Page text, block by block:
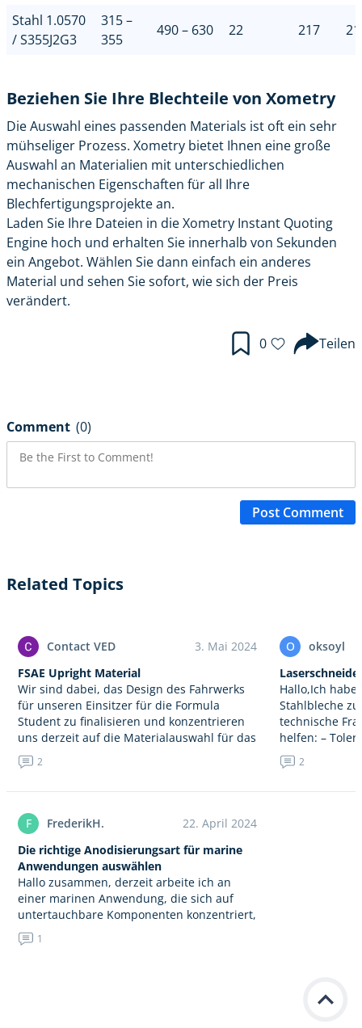
Stahl 1.0570
/ S355J2G3
315 –
355
490 – 630 22 217
Beziehen Sie Ihre Blechteile von Xometry
Die Auswahl eines passenden Materials ist oft ein sehr
mühseliger Prozess. Xometry bietet Ihnen eine große
Auswahl an Materialien mit unterschiedlichen
mechanischen Eigenschaften für all Ihre
Blechfertigungsprojekte an.
Laden Sie Ihre Dateien in die Xometry Instant Quoting
Engine hoch und erhalten Sie innerhalb von Sekunden
ein Angebot. Wählen Sie dann einfach ein anderes
Material und sehen Sie sofort, wie sich der Preis
verändert.
0 Teilen
Comment (0)
Post Comment
Related Topics
Contact VED
3. Mai 2024
FSAE Upright Material
Wir sind dabei, das Design des Fahrwerks
für unseren Einsitzer für die Formula
Student zu finalisieren und konzentrieren
uns derzeit auf die Materialauswahl für das
Upright, welches eine kritische
Komponente…
2
F FrederikH.
22. April 2024
Die richtige Anodisierungsart für marine
Anwendungen auswählen
Hallo zusammen, derzeit arbeite ich an
einer marinen Anwendung, die sich auf
untertauchbare Komponenten konzentriert,
die 6061-T6 Aluminium benötigen. Das Teil
muss anodisiert werden, um seine
1
O
oksoyl
Hallo,Ich
Stahlbleche
technische
helfen: –
gehört habe,
Laserstrahls
2